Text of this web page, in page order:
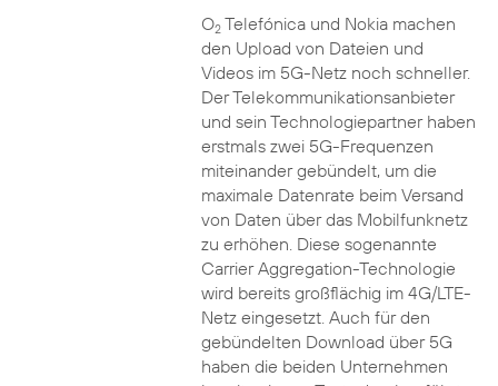
O2Telefónica und Nokia machen
den Upload von Dateien und
Videos im 5G-Netz noch schneller.
Der Telekommunikationsanbieter
und sein Technologiepartner haben
erstmals zwei 5G-Frequenzen
miteinander gebündelt, um die
maximale Datenrate beim Versand
von Daten über das Mobilfunknetz
zu erhöhen. Diese sogenannte
Carrier Aggregation-Technologie
wird bereits großflächig im 4G/LTE-
Netz eingesetzt. Auch für den
gebündelten Download über 5G
haben die beiden Unternehmen